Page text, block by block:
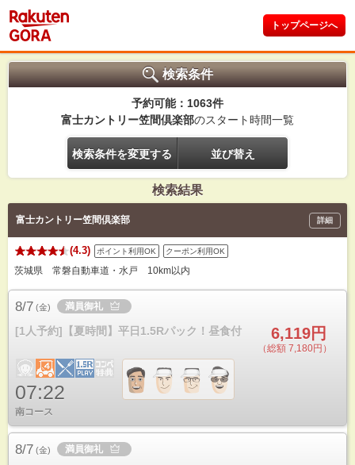
トップページへ
検索条件
予約可能：1063件
富士カントリー笠間倶楽部のスタート時間一覧
検索条件を変更する 並び替え
検索結果
富士カントリー笠間倶楽部 詳細
(4.3) ポイント利用OK クーポン利用OK
茨城県 常磐自動車道・水戸 10km以内
8/7 (金) 満員御礼
[1人予約]【夏時間】平日1.5Rパック！昼食付 6,119円
（総額 7,180円）
07:22
南コース
8/7 (金) 満員御礼